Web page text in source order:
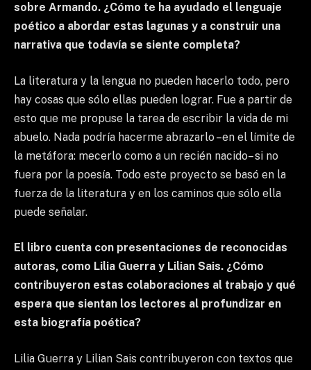
sobre Armando. ¿Cómo te ha ayudado el lenguaje
poético a abordar estas lagunas y a construir una
narrativa que todavía se siente completa?
La literatura y la lengua no pueden hacerlo todo, pero
hay cosas que sólo ellas pueden lograr. Fue a partir de
esto que me propuse la tarea de escribir la vida de mi
abuelo. Nada podría hacerme abrazarlo –en el límite de
la metáfora: mecerlo como a un recién nacido– si no
fuera por la poesía. Todo este proyecto se basó en la
fuerza de la literatura y en los caminos que sólo ella
puede señalar.
El libro cuenta con presentaciones de reconocidas
autoras, como Lilia Guerra y Lilian Sais. ¿Cómo
contribuyeron estas colaboraciones al trabajo y qué
espera que sientan los lectores al profundizar en
esta biografía poética?
Lilia Guerra y Lilian Sais contribuyeron con textos que